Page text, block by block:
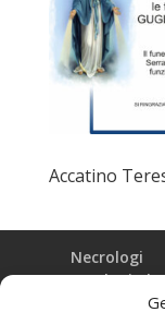
Accatino
Necrologi
Necrologi